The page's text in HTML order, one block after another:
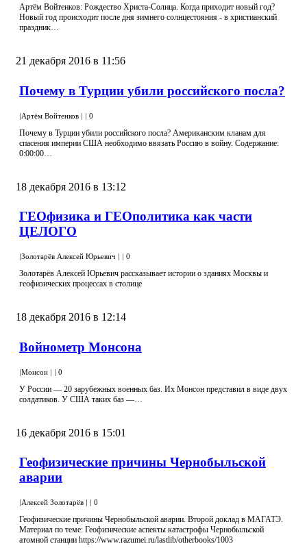
Артём Войтенков: Рождество Христа-Солнца. Когда приходит новый год?
Новый год происходит после дня зимнего солнцестояния - в христианский
праздник…
21 декабря 2016 в 11:56
Почему в Турции убили российского посла?
|Артём Войтенков | | 0
Почему в Турции убили российского посла? Американским кланам для
спасения империи США необходимо ввязать Россию в войну. Содержание:
0:00:00…
18 декабря 2016 в 13:12
ГЕОфизика и ГЕОполитика как части
ЦЕЛОГО
|Золотарёв Алексей Юрьевич | | 0
Золотарёв Алексей Юрьевич рассказывает истории о зданиях Москвы и
геофизических процессах в столице
18 декабря 2016 в 12:14
Войнометр Монсона
|Монсон | | 0
У России — 20 зарубежных военных баз. Их Монсон представил в виде двух
солдатиков. У США таких баз —…
16 декабря 2016 в 15:01
Геофизические причины Чернобыльской
аварии
|Алексей Золотарёв | | 0
Геофизические причины Чернобыльской аварии. Второй доклад в МАГАТЭ.
Материал по теме: Геофизические аспекты катастрофы Чернобыльской
атомной станции https://www.razumei.ru/lastlib/otherbooks/1003